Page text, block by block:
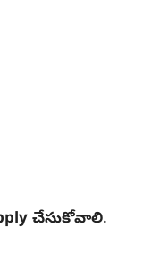
చేసుకోవాలి.